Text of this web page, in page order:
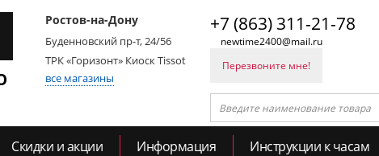
Ростов-на-Дону
Буденновский пр-т, 24/56
ТРК «Горизонт» Киоск Tissot
все магазины
+7 (863) 311-21-78
newtime2400@mail.ru
Перезвоните мне!
Скидки и акции Информация Инструкции к часам